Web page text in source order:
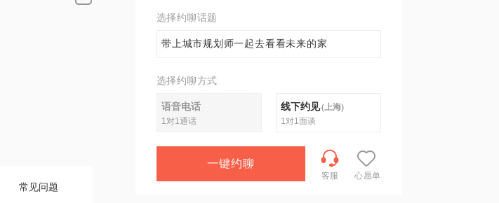
常见问题
选择约聊话题
带上城市规划师一起去看看未来的家
选择约聊方式
语音电话
1对1通话
线下约见(上海)
1对1面谈
一键约聊
客服 心愿单